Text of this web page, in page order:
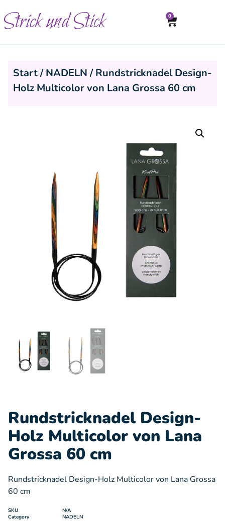
Strick und Stick 0
Start/NADELN/ Rundstricknadel Design-
Holz Multicolor von Lana Grossa 60 cm
Rundstricknadel Design-
Holz Multicolor von Lana
Grossa 60 cm
Rundstricknadel Design-Holz Multicolor von Lana Grossa
60 cm
SKU
N/A
Category
NADELN